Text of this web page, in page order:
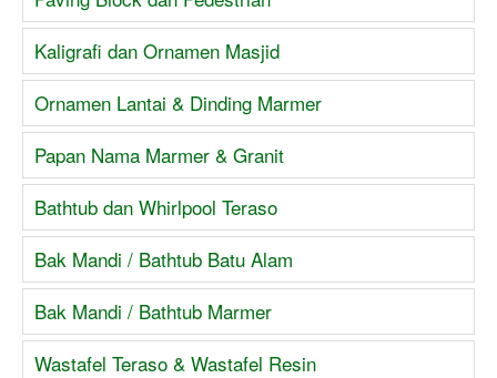
Kaligrafi dan Ornamen Masjid
Ornamen Lantai & Dinding Marmer
Papan Nama Marmer & Granit
Bathtub dan Whirlpool Teraso
Bak Mandi / Bathtub Batu Alam
Bak Mandi / Bathtub Marmer
Wastafel Teraso & Wastafel Resin